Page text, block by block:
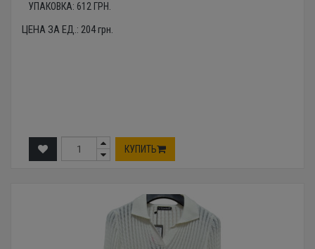
УПАКОВКА: 612 ГРН.
ЦЕНА ЗА ЕД.: 204грн.
КУПИТЬ